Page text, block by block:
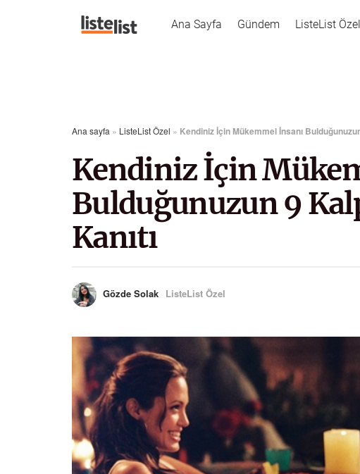
Ana Sayfa Gündem ListeList Özel
Ana sayfa » ListeList Özel » Kendiniz İçin Mükemmel İnsanı
Kendiniz İçin
Bulduğunuzun 9
Kanıtı
Gözde Solak ListeList Özel